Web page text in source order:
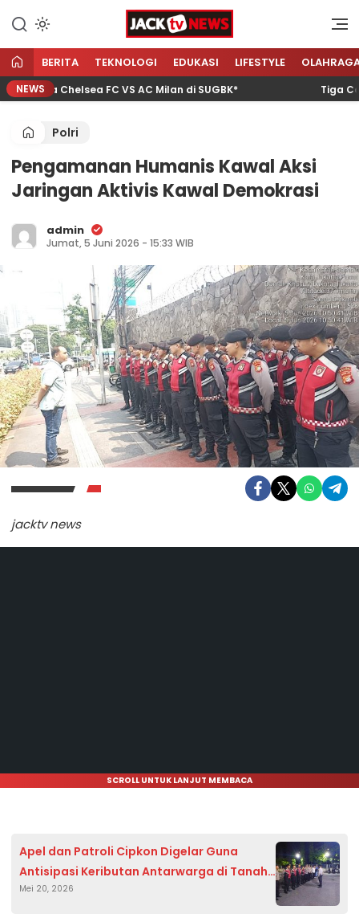
konten
Jacktvnews.com
Sumber Referensi Terpercaya
BERITA TEKNOLOGI EDUKASI LIFESTYLE
NEWSChelsea FC VS AC Milan di SUGBK* Tiga
Polri
Pengamanan Humanis Kawal Aksi
Jaringan Aktivis Kawal Demokrasi
admin
Jumat, 5 Juni 2026 - 15:33 WIB
jacktv news
SCROLL UNTUK LANJUT MEMBACA
Apel dan Patroli Cipkon Digelar Guna
Antisipasi Keributan Antarwarga di Tanah
Abang
Mei 20, 2026